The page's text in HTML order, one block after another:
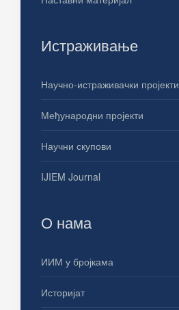
Истраживање
Научно-истраживачки пројекти
Међународни пројекти
Научни скупови
IJIEM Journal
О нама
ИИМ у бројкама
Историјат